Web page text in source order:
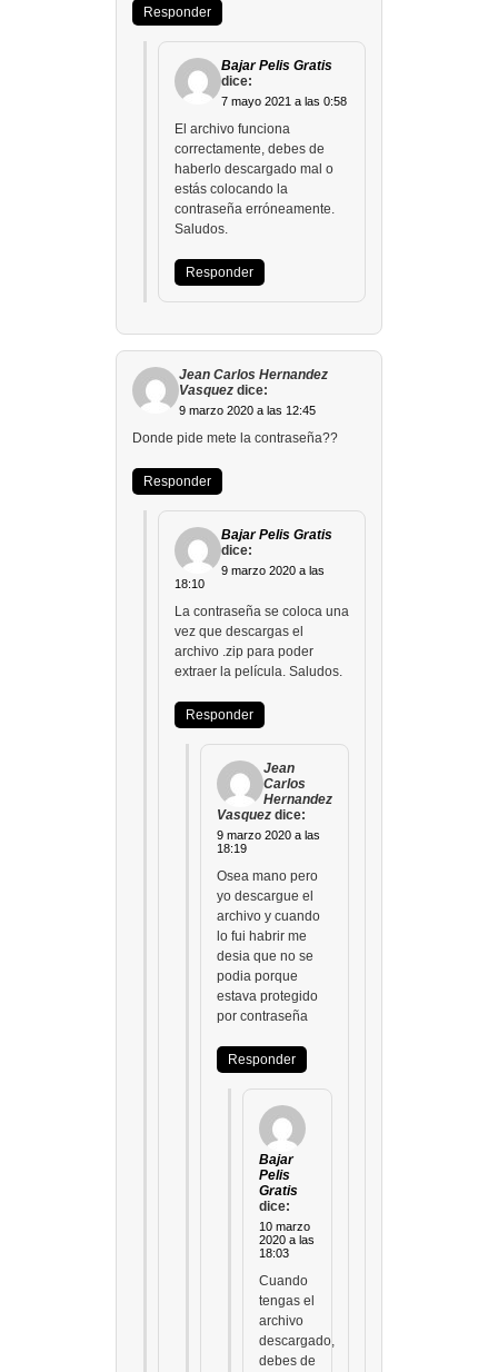
Responder
Bajar Pelis Gratis
dice:
7 mayo 2021 a las 0:58
El archivo funciona
correctamente, debes de
haberlo descargado mal o
estás colocando la
contraseña erróneamente.
Saludos.
Responder
Jean Carlos Hernandez
Vasquez dice:
9 marzo 2020 a las 12:45
Donde pide mete la contraseña??
Responder
Bajar Pelis Gratis
dice:
9 marzo 2020 a las
18:10
La contraseña se coloca una
vez que descargas el
archivo .zip para poder
extraer la película. Saludos.
Responder
Jean
Carlos
Hernandez
Vasquez dice:
9 marzo 2020 a las
18:19
Osea mano pero
yo descargue el
archivo y cuando
lo fui habrir me
desia que no se
podia porque
estava protegido
por contraseña
Responder
Bajar
Pelis
Gratis
dice:
10 marzo
2020 a las
18:03
Cuando
tengas el
archivo
descargado,
debes de